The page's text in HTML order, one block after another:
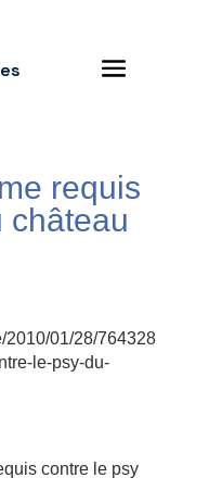
requis
château
2010/01/28/764328
le-psy-du-
contre le psy